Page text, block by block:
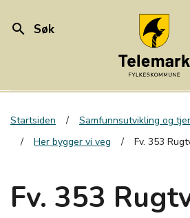
search Søk
Startsiden Samfunnsutvikling og
Her bygger vi veg
Fv. 353
Fv. 353